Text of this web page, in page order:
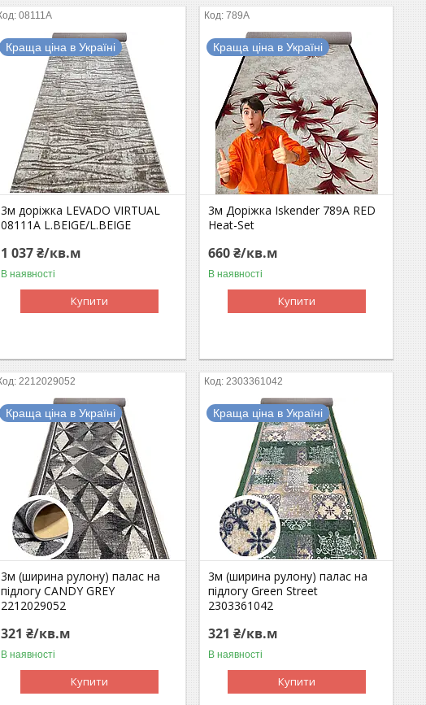
08111A
Краща ціна в Україні
3м доріжка LEVADO VIRTUAL
08111A L.BEIGE/L.BEIGE
1 037 ₴/кв.м
В наявності
Купити
789A
Краща ціна в Україні
3м Доріжка Iskender 789A RED
Heat-Set
660 ₴/кв.м
В наявності
Купити
2212029052
Краща ціна в Україні
3м (ширина рулону) палас на
підлогу CANDY GREY
2212029052
321 ₴/кв.м
В наявності
Купити
2303361042
Краща ціна в Україні
3м (ширина рулону) палас на
підлогу Green Street
2303361042
321 ₴/кв.м
В наявності
Купити